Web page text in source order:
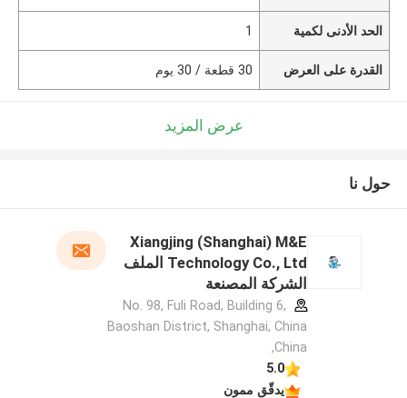
الحد الأدنى لكمية 1
القدرة على العرض 30 قطعة / 30 يوم
عرض المزيد
حول نا
Xiangjing (Shanghai) M&E
Technology Co., Ltd الملف
الشركة المصنعة
No. 98, Fuli Road, Building 6,
Baoshan District, Shanghai, China
,China
5.0
يدقّق ممون